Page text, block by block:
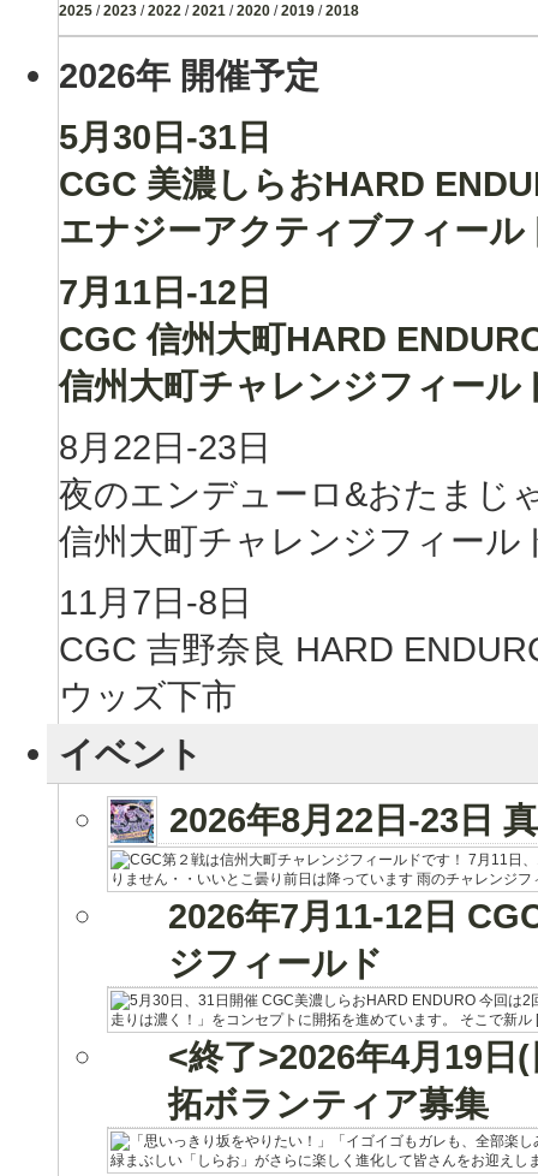
2025 /2023 /2022 /2021 /2020 /2019 /2018
2026年 開催予定
5月30日-31日
CGC 美濃しらおHARD
エナジーアクティブフィール
7月11日-12日
CGC 信州大町HARD
信州大町チャレンジフィール
8月22日-23日
夜のエンデューロ&おたまじ
信州大町チャレンジフィール
11月7日-8日
CGC 吉野奈良 HARD
ウッズ下市
イベント
2026年8月22日-23日
2026年7月11-12日
ジフィールド
<終了>2026年4月19日
拓ボランティア募集